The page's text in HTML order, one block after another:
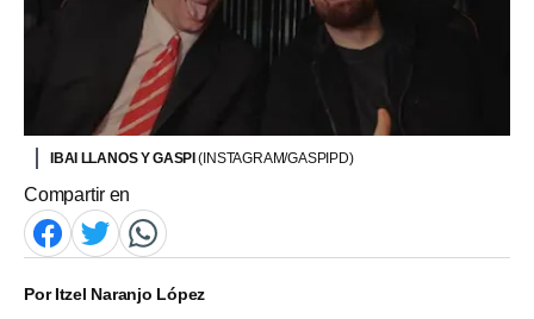
IBAI LLANOS Y GASPI(INSTAGRAM/GASPIPD)
Compartir en
PorItzel Naranjo López